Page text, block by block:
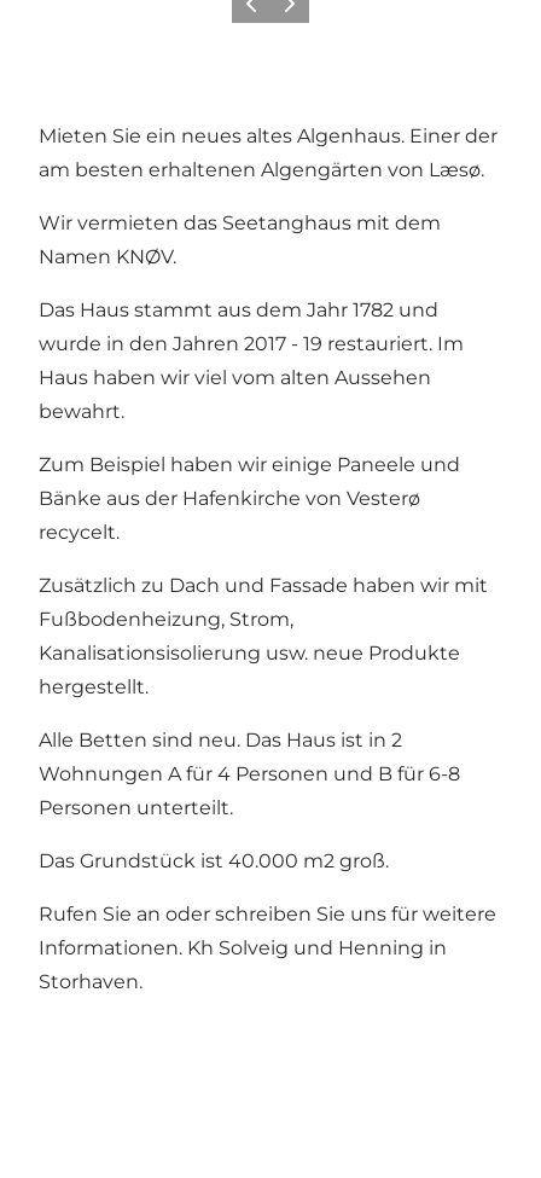
Vorherige Folie
Nächste Folie
Mieten Sie ein neues altes Algenhaus. Einer der
am besten erhaltenen Algengärten von Læsø.
Wir vermieten das Seetanghaus mit dem
Namen KNØV.
Das Haus stammt aus dem Jahr 1782 und
wurde in den Jahren 2017 - 19 restauriert. Im
Haus haben wir viel vom alten Aussehen
bewahrt.
Zum Beispiel haben wir einige Paneele und
Bänke aus der Hafenkirche von Vesterø
recycelt.
Zusätzlich zu Dach und Fassade haben wir mit
Fußbodenheizung, Strom,
Kanalisationsisolierung usw. neue Produkte
hergestellt.
Alle Betten sind neu. Das Haus ist in 2
Wohnungen A für 4 Personen und B für 6-8
Personen unterteilt.
Das Grundstück ist 40.000 m2 groß.
Rufen Sie an oder schreiben Sie uns für weitere
Informationen. Kh Solveig und Henning in
Storhaven.